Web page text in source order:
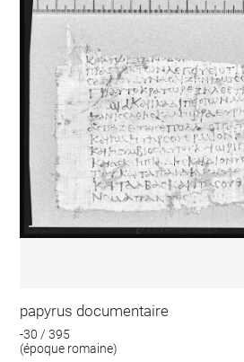
papyrus documentaire
-30 / 395
(époque romaine)